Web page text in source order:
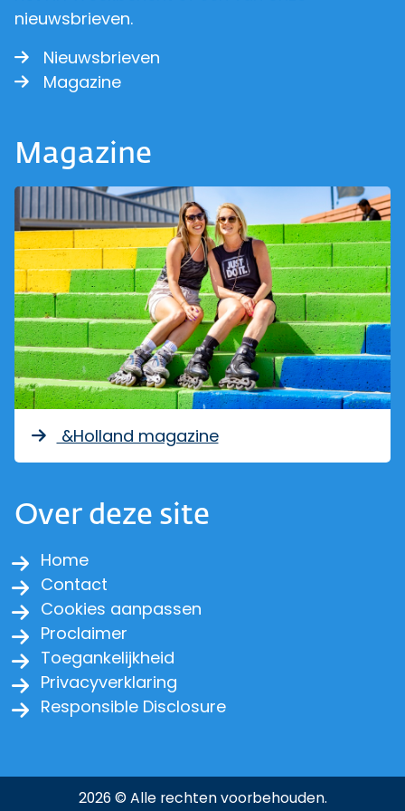
nieuwsbrieven.
Nieuwsbrieven
Magazine
Magazine
&Holland magazine
Over deze site
Home
Contact
Cookies aanpassen
Proclaimer
Toegankelijkheid
Privacyverklaring
Responsible Disclosure
2026 © Alle rechten voorbehouden.